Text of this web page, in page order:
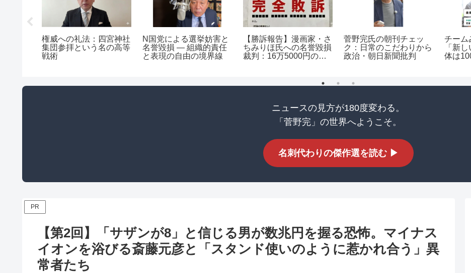
権威への礼法：四宮神社
集団参拝という名の高等
戦術
N国党による選挙妨害と
名誉毀損 ― 組織的責任
と表現の自由の境界線
【勝訴報告】漫画家・さ
ちみりほ氏への名誉毀損
裁判：16万5000円の賠
菅野完氏の朝刊チェッ
ク：日常のこだわりから
政治・朝日新聞批判
チーム
「新
体は
ニュースの見方が180度変わる。
「菅野完」の世界へようこそ。
名刺代わりの傑作選を読む ▶
PR
【第2回】「サザンが8」と信じる男が数兆円を握る恐怖。マイナス
イオンを浴びる斎藤元彦と「スタンド使いのように惹かれ合う」異
常者たち